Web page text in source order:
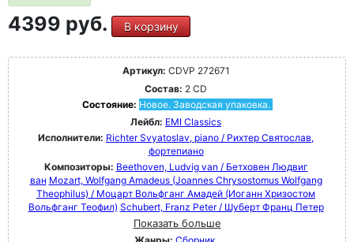
4399 руб. В корзину
Артикул: CDVP 272671
Состав: 2 CD
Состояние: Новое. Заводская упаковка.
Лейбл: EMI Classics
Исполнители: Richter Svyatoslav, piano / Рихтер Святослав,
фортепиано
Композиторы: Beethoven, Ludvig van / Бетховен Людвиг
ван Mozart, Wolfgang Amadeus (Joannes Chrysostomus Wolfgang
Theophilus) / Моцарт Вольфганг Амадей (Иоганн Хризостом
Вольфганг Теофил) Schubert, Franz Peter / Шуберт Франц Петер
Показать больше